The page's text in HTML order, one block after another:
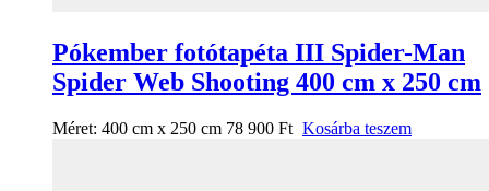
Pókember fotótapéta III Spider-Man
Spider Web Shooting 400 cm x 250 cm
Méret: 400 cm x 250 cm 78 900 Ft Kosárba teszem